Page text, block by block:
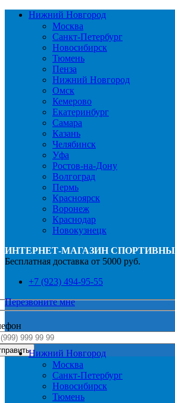
Нижний Новгород
Москва
Санкт-Петербург
Новосибирск
Тюмень
Пенза
Нижний Новгород
Омск
Кемерово
Екатеринбург
Самара
Казань
Челябинск
Уфа
Ростов-на-Дону
Волгоград
Пермь
Красноярск
Воронеж
Краснодар
Новокузнецк
ИНТЕРНЕТ-МАГАЗИН
Бесплатная доставка от 5000 руб.
+7 (923) 494-95-55
Перезвоните мне
Нижний Новгород
Москва
Санкт-Петербург
Новосибирск
Тюмень